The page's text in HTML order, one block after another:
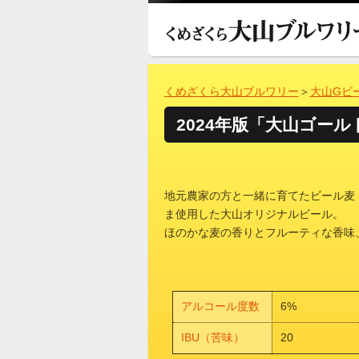
くめざくら大山ブルワリー ＞ 大山Gビ
2024年版「大山ゴール
地元農家の方と一緒に育てたビール
ま使用した大山オリジナルビール。
ほのかな麦の香りとフルーティな香
アルコール度数 6%
IBU（苦味） 20